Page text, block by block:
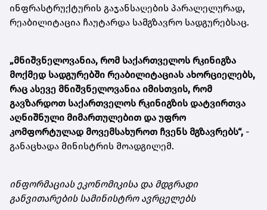
ინფრასტრუქტურის გაჯანსაღების პარალელურად,
რეაბილიტაცია ჩაუტარდა სამგზავრო სადგურებსაც.
„მნიშვნელოვანია, რომ საქართველოს რკინიგზა
მოქმედ სადგურებში რეაბილიტაციას ახორციელებს,
რაც ასევე მნიშვნელოვანია იმისთვის, რომ
გავზარდოთ საქართველოს რკინიგზის დატვირთვა
აღნიშნული მიმართულებით და უფრო
კომფორტულად მოვემსახუროთ ჩვენს მგზავრებს“, -
განაცხადა მინისტრის მოადგილემ.
ინფორმაციას ეკონომიკისა და მდგრადი
განვითარების სამინისტრო ავრცელებს